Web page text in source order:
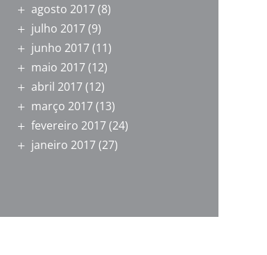
agosto 2017(8)
julho 2017(9)
junho 2017(11)
maio 2017(12)
abril 2017(12)
março 2017(13)
fevereiro 2017(24)
janeiro 2017(27)